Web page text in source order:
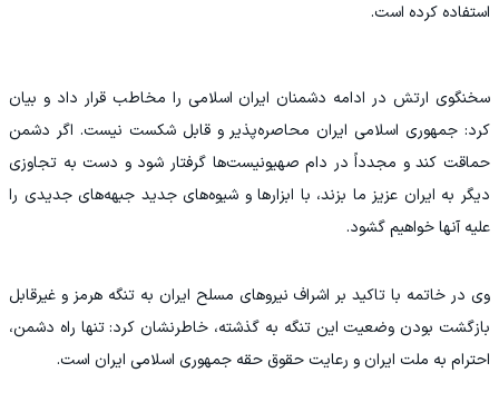
استفاده کرده است.
سخنگوی ارتش در ادامه دشمنان ایران اسلامی را مخاطب قرار داد و بیان
کرد: جمهوری اسلامی ایران محاصره‌پذیر و قابل شکست نیست. اگر دشمن
حماقت کند و مجدداً در دام صهیونیست‌ها گرفتار شود و دست به تجاوزی
دیگر به ایران عزیز ما بزند، با ابزار‌ها و شیوه‌های جدید جبهه‌های جدیدی را
علیه آنها خواهیم گشود.
وی در خاتمه با تاکید بر اشراف نیرو‌های مسلح ایران به تنگه هرمز و غیرقابل
بازگشت بودن وضعیت این تنگه به گذشته، خاطرنشان کرد: تنها راه دشمن،
احترام به ملت ایران و رعایت حقوق حقه جمهوری اسلامی ایران است.